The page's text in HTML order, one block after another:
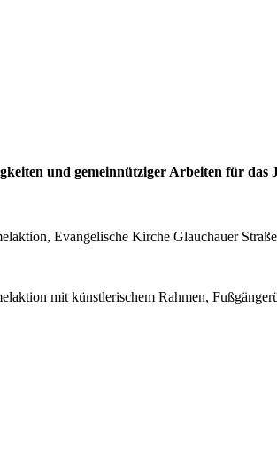
und gemeinnütziger Arbeiten für das
Evangelische Kirche Glauchauer
mit künstlerischem Rahmen,